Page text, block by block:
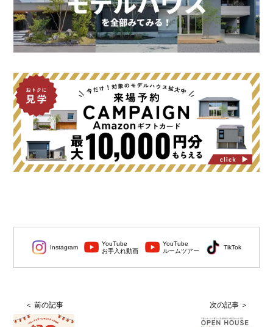
Instagram
YouTube
お手入れ動画
YouTube
ルームツアー
TikTok